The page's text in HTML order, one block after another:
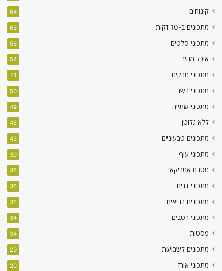
קינוחים 64
מתכונים ב-10 דקות 63
מתכוני סלטים 56
אוכל מהיר 54
מתכוני מרקים 51
מתכוני בשר 50
מתכוני שתייה 49
ללא גלוטן 48
מתכונים טבעוניים 43
מתכוני עוף 39
מטבח אמריקאי 38
מתכוני דגים 36
מתכונים בריאים 35
מתכוני רטבים 34
פסטות 34
מתכונים לשבועות 29
מתכוני אורז 20